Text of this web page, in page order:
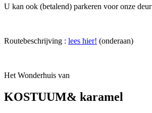
U kan ook (betalend) parkeren voor onze deur
Routebeschrijving : lees hier! (onderaan)
Het Wonderhuis van
KOSTUUM& karamel